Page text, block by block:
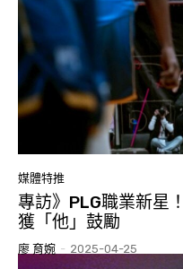
媒體特推
專訪》PLG職業新星
獲「他」鼓勵
廖 育婉 - 2025-04-25